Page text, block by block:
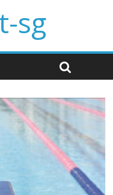
sg